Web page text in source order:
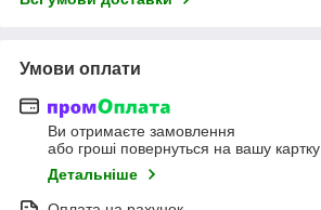
Умови оплати
Ви отримаєте замовлення
або гроші повернуться на вашу картку
Детальніше